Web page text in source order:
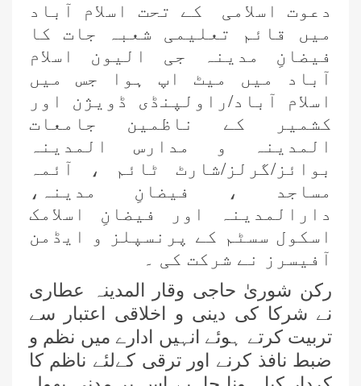
دعوت اسلامی کے تحت اسلام آباد
میں قائم تعلیمی شعبہ جات کا
فیضانِ مدینہ جی الیون اسلام
آباد میں میٹ اپ ہوا جس میں
اسلام آباد/راولپنڈی ڈویژن اور
کشمیر کے ناظمین جامعات
المدینہ و مدارس المدینہ
بوائز/گرلز/شارٹ ٹائم ، آئمہ
مساجد ، فیضانِ مدینہ،
دارالمدینہ اور فیضانِ اسلامک
اسکول سسٹم کے پرنسپلز و ایڈمن
آفیسرز نے شرکت کی ۔
رکن شوریٰ حاجی وقار المدینہ عطاری
نے شرکا کی دینی و اخلاقی اعتبار سے
تربیت کرتے ہوئے انہیں ادارے میں نظم و
ضبط نافذ کرنے اور ترقی کےلئے ناظم کا